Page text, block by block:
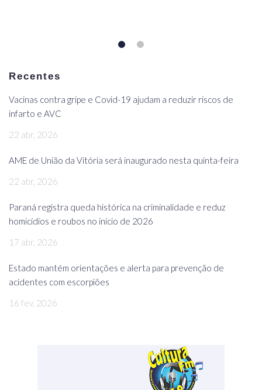
Recentes
Vacinas contra gripe e Covid-19 ajudam a reduzir riscos de
infarto e AVC
22 abr, 2026
AME de União da Vitória será inaugurado nesta quinta-feira
22 abr, 2026
Paraná registra queda histórica na criminalidade e reduz
homicídios e roubos no início de 2026
17 abr, 2026
Estado mantém orientações e alerta para prevenção de
acidentes com escorpiões
16 fev, 2026